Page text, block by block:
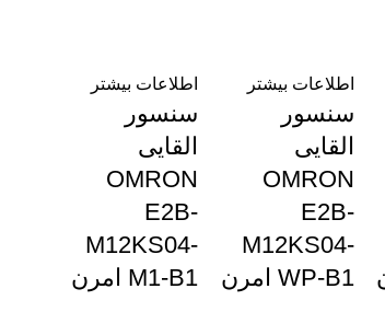
اطلاعات بیشتر
سنسور
القایی
OMRON
E2B-
M12KS04-
WP-B1 امرن
اطلاعات بیشتر
سنسور
القایی
OMRON
E2B-
M12KS04-
M1-B1 امرن